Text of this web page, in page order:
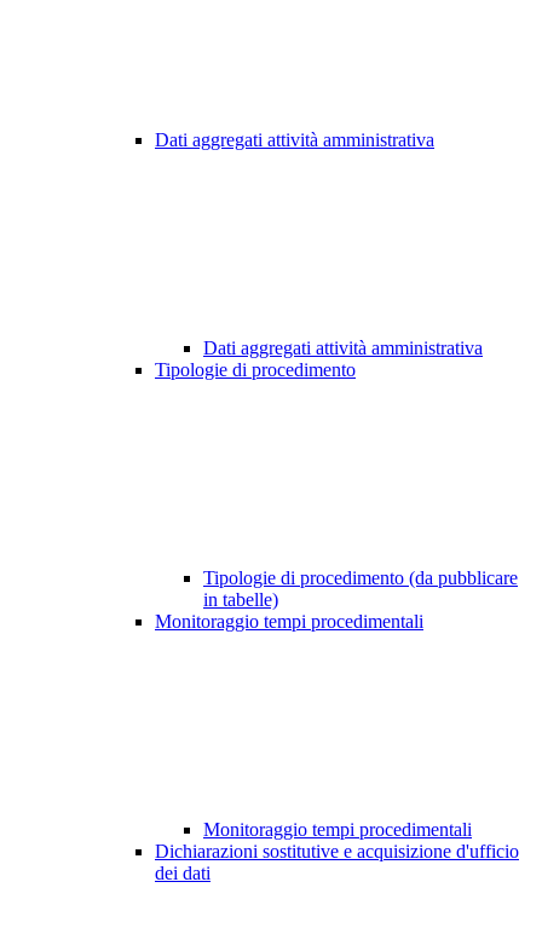
Dati aggregati attività amministrativa
Dati aggregati attività amministrativa
Tipologie di procedimento
Tipologie di procedimento (da pubblicare
in tabelle)
Monitoraggio tempi procedimentali
Monitoraggio tempi procedimentali
Dichiarazioni sostitutive e acquisizione d'ufficio
dei dati